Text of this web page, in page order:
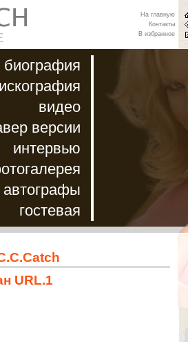
биография
видео
версии
интервью
автографы
гостевая
На главную
Контакты
В избранное
URL.1